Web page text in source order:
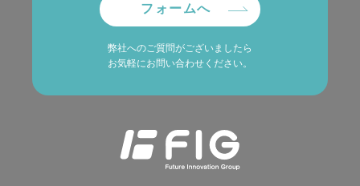
フォームへ
弊社へのご質問がございましたら
お気軽にお問い合わせください。